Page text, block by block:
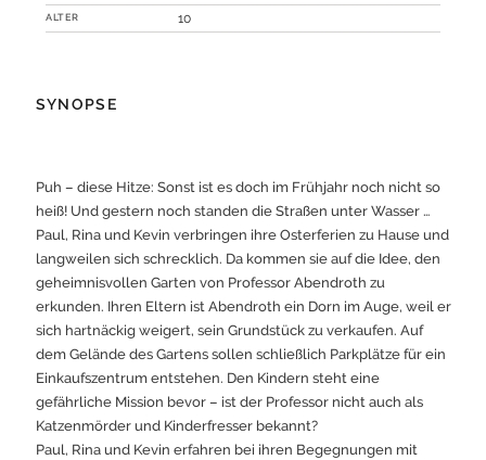
ALTER 10
SYNOPSE
Puh – diese Hitze: Sonst ist es doch im Frühjahr noch nicht so
heiß! Und gestern noch standen die Straßen unter Wasser …
Paul, Rina und Kevin verbringen ihre Osterferien zu Hause und
langweilen sich schrecklich. Da kommen sie auf die Idee, den
geheimnisvollen Garten von Professor Abendroth zu
erkunden. Ihren Eltern ist Abendroth ein Dorn im Auge, weil er
sich hartnäckig weigert, sein Grundstück zu verkaufen. Auf
dem Gelände des Gartens sollen schließlich Parkplätze für ein
Einkaufszentrum entstehen. Den Kindern steht eine
gefährliche Mission bevor – ist der Professor nicht auch als
Katzenmörder und Kinderfresser bekannt?
Paul, Rina und Kevin erfahren bei ihren Begegnungen mit